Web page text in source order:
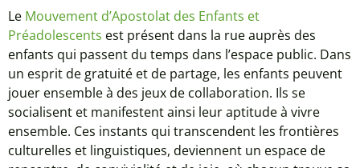
Le Mouvement d’Apostolat des Enfants et
Préadolescents est présent dans la rue auprès des
enfants qui passent du temps dans l’espace public. Dans
un esprit de gratuité et de partage, les enfants peuvent
jouer ensemble à des jeux de collaboration. Ils se
socialisent et manifestent ainsi leur aptitude à vivre
ensemble. Ces instants qui transcendent les frontières
culturelles et linguistiques, deviennent un espace de